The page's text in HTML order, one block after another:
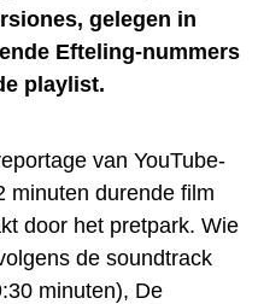
gelegen in
Efteling-nummers
playlist.
van YouTube-
minuten durende film
door het pretpark. Wie
de soundtrack
minuten), De